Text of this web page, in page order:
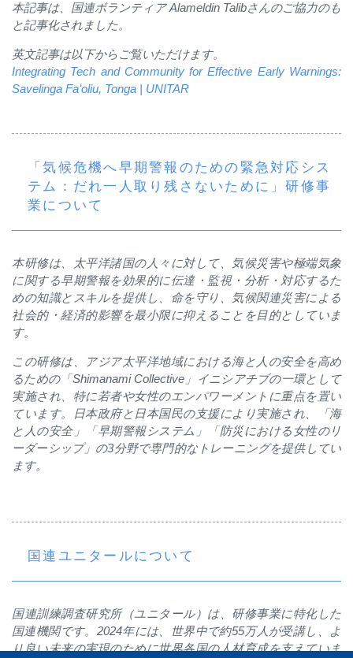
本記事は、国連ボランティアAlameldin Talibさんのご協力のも
と記事化されました。
英文記事は以下からご覧いただけます。
Integrating Tech and Community for Effective Early Warnings:
Savelinga Faʻoliu, Tonga | UNITAR
「気候危機へ早期警報のための緊急対応シス
テム：だれ一人取り残さないために」研修事
業について
本研修は、太平洋諸国の人々に対して、気候災害や極端気象
に関する早期警報を効果的に伝達・監視・分析・対応するた
めの知識とスキルを提供し、命を守り、気候関連災害による
社会的・経済的影響を最小限に抑えることを目的としていま
す。
この研修は、アジア太平洋地域における海と人の安全を高め
るための「Shimanami Collective」イニシアチブの一環として
実施され、特に若者や女性のエンパワーメントに重点を置い
ています。日本政府と日本国民の支援により実施され、「海
と人の安全」「早期警報システム」「防災における女性のリ
ーダーシップ」の3分野で専門的なトレーニングを提供してい
ます。
国連ユニタールについて
国連訓練調査研究所（ユニタール）は、研修事業に特化した
国連機関です。 2024年には、世界中で約55万人が受講し、よ
り良い未来の実現のために世界各国の人材育成を支えていま